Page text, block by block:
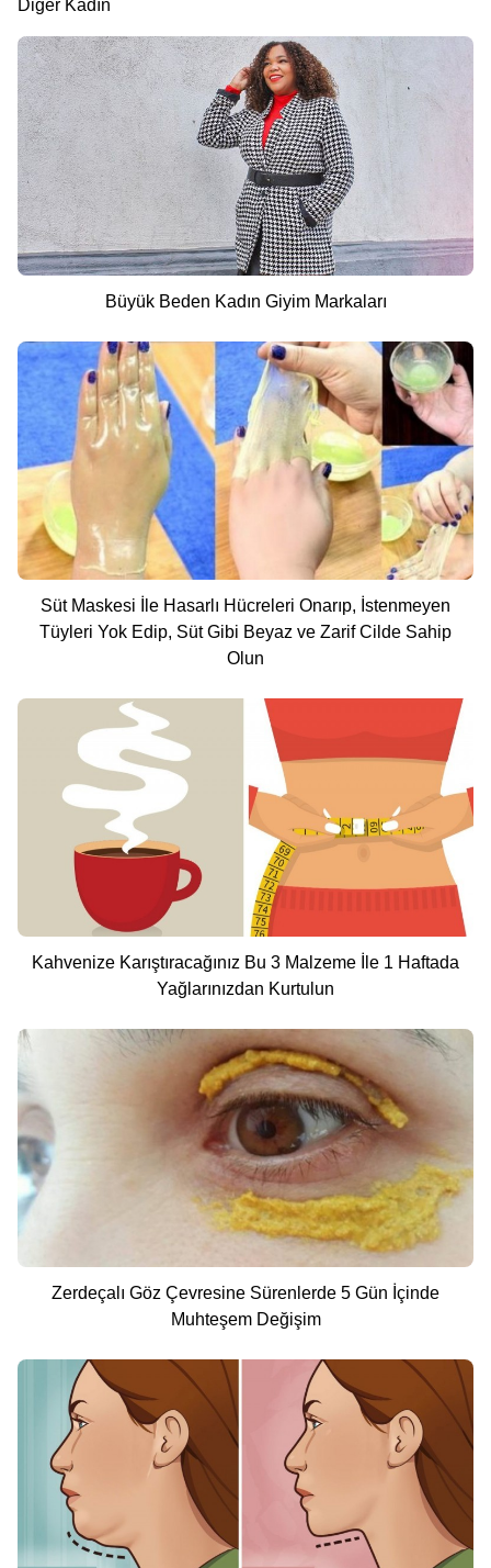
Diğer Kadın
Büyük Beden Kadın Giyim Markaları
Süt Maskesi İle Hasarlı Hücreleri Onarıp, İstenmeyen
Tüyleri Yok Edip, Süt Gibi Beyaz ve Zarif Cilde Sahip
Olun
Kahvenize Karıştıracağınız Bu 3 Malzeme İle 1 Haftada
Yağlarınızdan Kurtulun
Zerdeçalı Göz Çevresine Sürenlerde 5 Gün İçinde
Muhteşem Değişim